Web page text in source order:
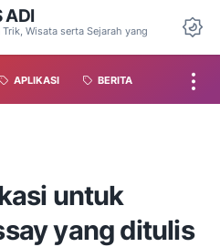
ADI
Wisata serta Sejarah yang
APLIKASI BERITA
untuk
yang ditulis